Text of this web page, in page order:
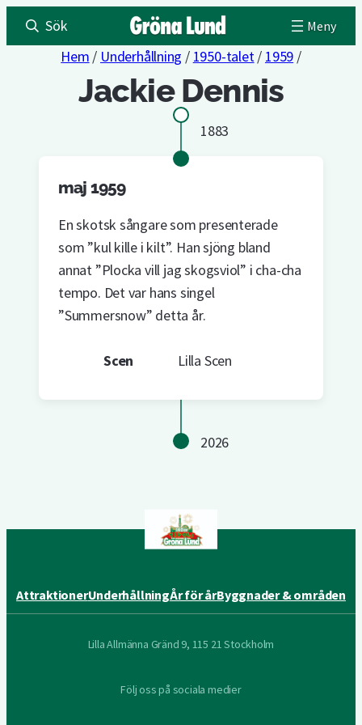
Sök
Hem / Underhållning / 1950-talet/ 1959 /
Jackie Dennis
1883
maj 1959
En skotsk sångare som presenterade
som ”kul kille i kilt”. Han sjöng bland
annat ”Plocka vill jag skogsviol” i cha-cha
tempo. Det var hans singel
”Summersnow” detta år.
Scen Lilla Scen
2026
AttraktionerUnderhållningÅr för årByggnader & områden
Lilla Allmänna Gränd 9, 115 21 Stockholm
Följ oss på sociala medier